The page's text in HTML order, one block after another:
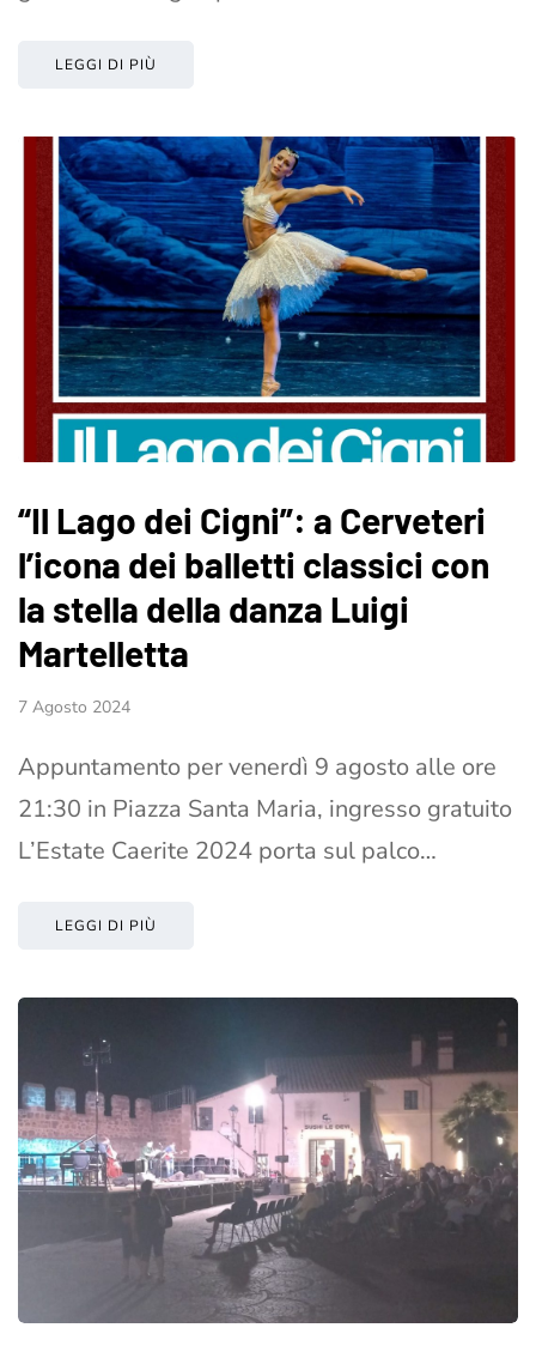
LEGGI DI PIÙ
“Il Lago dei Cigni”: a Cerveteri
l’icona dei balletti classici con
la stella della danza Luigi
Martelletta
7 Agosto 2024
Appuntamento per venerdì 9 agosto alle ore
21:30 in Piazza Santa Maria, ingresso gratuito
L’Estate Caerite 2024 porta sul palco…
LEGGI DI PIÙ